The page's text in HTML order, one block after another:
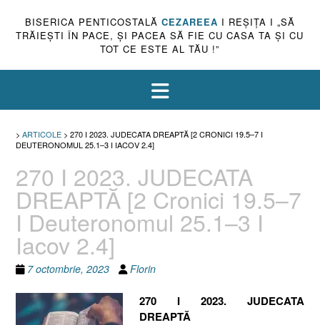
BISERICA PENTICOSTALĂ CEZAREEA I REŞIŢA I „SĂ
TRĂIEŞTI ÎN PACE, ŞI PACEA SĂ FIE CU CASA TA ŞI CU
TOT CE ESTE AL TĂU !”
> ARTICOLE > 270 I 2023. JUDECATA DREAPTĂ [2 CRONICI 19.5–7 I
DEUTERONOMUL 25.1–3 I IACOV 2.4]
270 I 2023. JUDECATA
DREAPTĂ [2 Cronici 19.5–7
I Deuteronomul 25.1–3 I
Iacov 2.4]
7 octombrie, 2023 Florin
270 I 2023. JUDECATA
DREAPTĂ